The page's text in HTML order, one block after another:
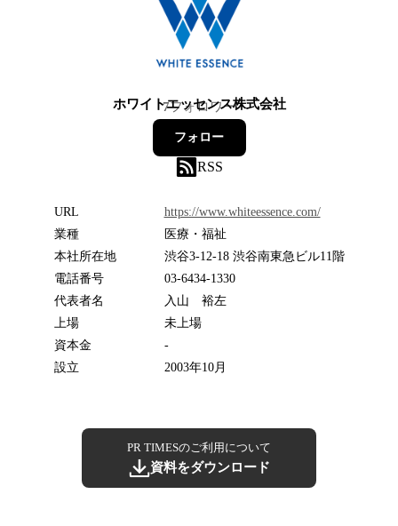
ホワイトエッセンス株式会社
7フォロワー
フォロー
RSS
URL
https://www.whiteessence.com/
業種
医療・福祉
本社所在地
渋谷3-12-18 渋谷南東急ビル11階
電話番号
03-6434-1330
代表者名
入山 裕左
上場
未上場
資本金
-
設立
2003年10月
PR TIMESのご利用について
資料をダウンロード